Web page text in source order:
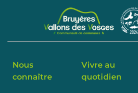
Nous
connaître
Vivre au
quotidien